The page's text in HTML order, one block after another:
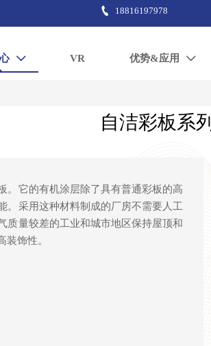
 18816197978
 VR 优势&应用 
自洁彩板系列
。它的有机涂层除了具有普通彩板的高
。采用这种材料制成的厂房不需要人工
质量较差的工业和城市地区保持屋顶和
饰性。